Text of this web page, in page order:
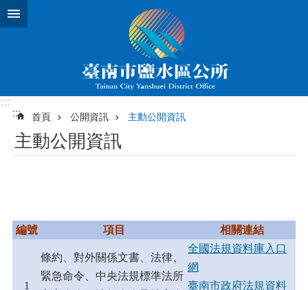
跳到主要內容區塊
:::
:::
首頁 公開資訊 主動公開資訊
主動公開資訊
編號 項目 相關連結
1
條約、對外關係文書、法律、
緊急命令、中央法規標準法所
全國法規資料庫入口
網
臺南市政府法規資料